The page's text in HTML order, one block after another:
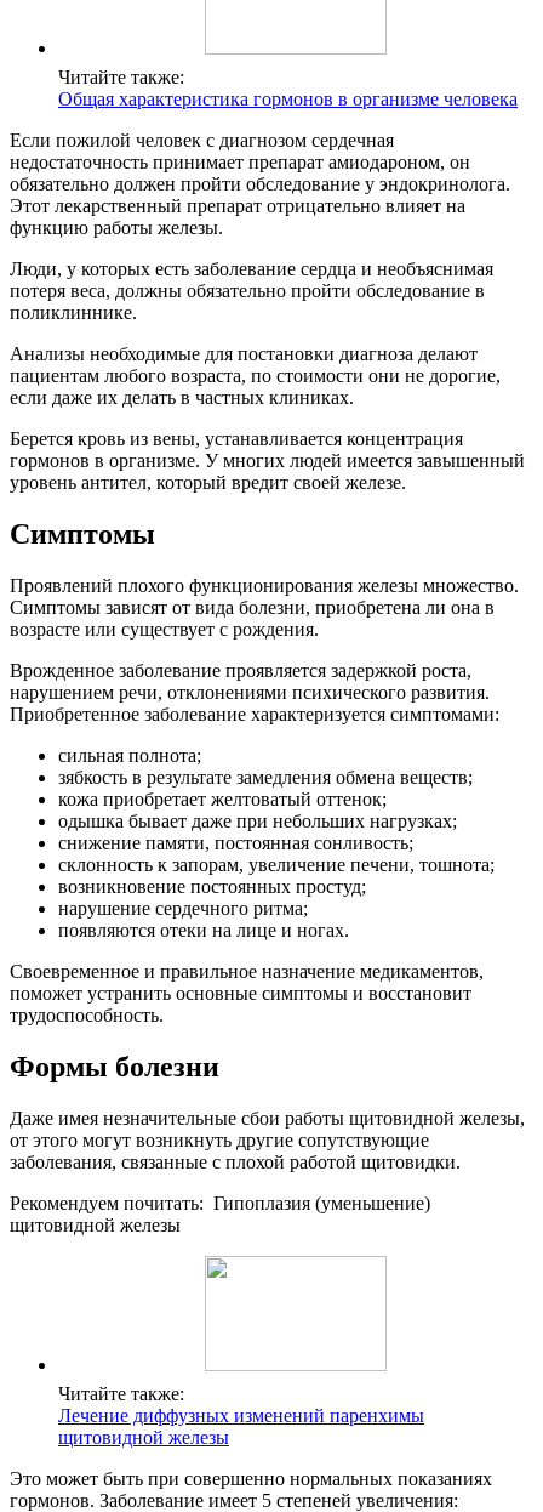
Читайте также:
Общая характеристика гормонов в организме человека
Если пожилой человек с диагнозом сердечная
недостаточность принимает препарат амиодароном, он
обязательно должен пройти обследование у эндокринолога.
Этот лекарственный препарат отрицательно влияет на
функцию работы железы.
Люди, у которых есть заболевание сердца и необъяснимая
потеря веса, должны обязательно пройти обследование в
поликлиннике.
Анализы необходимые для постановки диагноза делают
пациентам любого возраста, по стоимости они не дорогие,
если даже их делать в частных клиниках.
Берется кровь из вены, устанавливается концентрация
гормонов в организме. У многих людей имеется завышенный
уровень антител, который вредит своей железе.
Симптомы
Проявлений плохого функционирования железы множество.
Симптомы зависят от вида болезни, приобретена ли она в
возрасте или существует с рождения.
Врожденное заболевание проявляется задержкой роста,
нарушением речи, отклонениями психического развития.
Приобретенное заболевание характеризуется симптомами:
сильная полнота;
зябкость в результате замедления обмена веществ;
кожа приобретает желтоватый оттенок;
одышка бывает даже при небольших нагрузках;
снижение памяти, постоянная сонливость;
склонность к запорам, увеличение печени, тошнота;
возникновение постоянных простуд;
нарушение сердечного ритма;
появляются отеки на лице и ногах.
Своевременное и правильное назначение медикаментов,
поможет устранить основные симптомы и восстановит
трудоспособность.
Формы болезни
Даже имея незначительные сбои работы щитовидной железы,
от этого могут возникнуть другие сопутствующие
заболевания, связанные с плохой работой щитовидки.
Рекомендуем почитать: Гипоплазия (уменьшение)
щитовидной железы
Читайте также:
Лечение диффузных изменений паренхимы
щитовидной железы
Это может быть при совершенно нормальных показаниях
гормонов. Заболевание имеет 5 степеней увеличения: